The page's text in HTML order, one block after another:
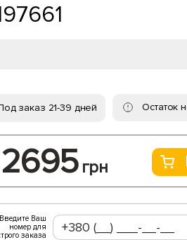
заказ 21-39 дней Остаток
грн
Введите Ваш
номер для
заказа